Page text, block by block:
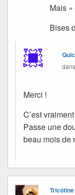
Mais
Bises
Merci !
C’est
Passe une
beau mois de
Tricôtine